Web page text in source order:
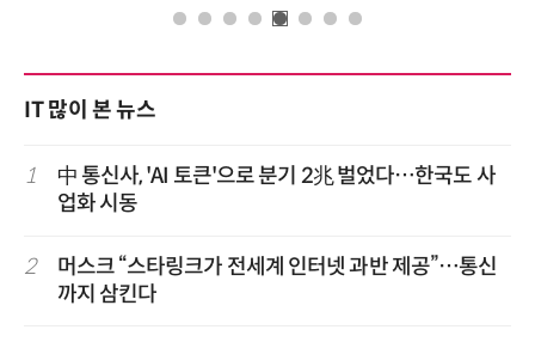
IT 많이 본 뉴스
1
中 통신사, 'AI 토큰'으로 분기 2兆 벌었다…한국도 사
업화 시동
2
머스크 “스타링크가 전세계 인터넷 과반 제공”…통신
까지 삼킨다